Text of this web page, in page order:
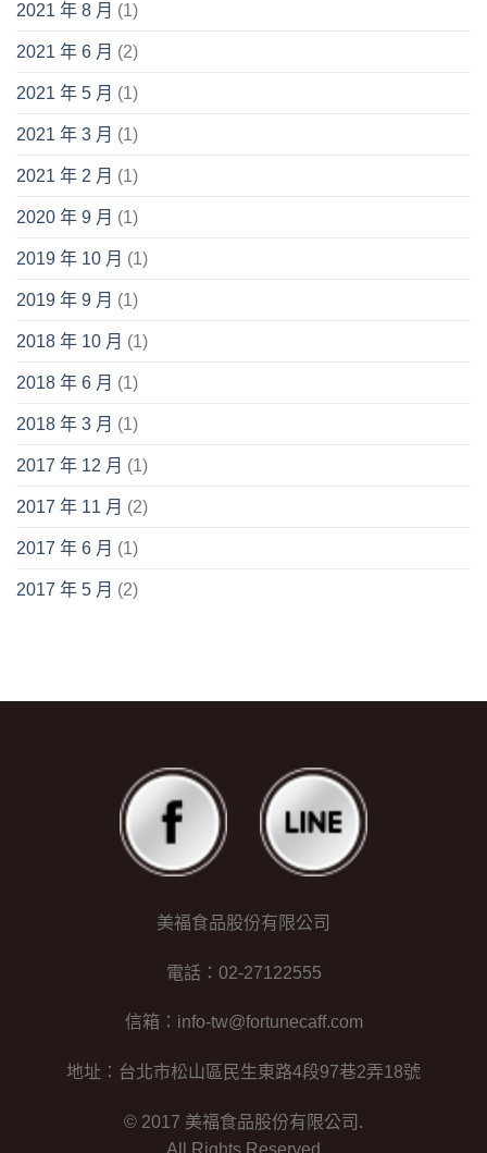
2021 年 8 月 (1)
2021 年 6 月 (2)
2021 年 5 月 (1)
2021 年 3 月 (1)
2021 年 2 月 (1)
2020 年 9 月 (1)
2019 年 10 月 (1)
2019 年 9 月 (1)
2018 年 10 月 (1)
2018 年 6 月 (1)
2018 年 3 月 (1)
2017 年 12 月 (1)
2017 年 11 月 (2)
2017 年 6 月 (1)
2017 年 5 月 (2)
美福食品股份有限公司
電話：02-27122555
信箱：info-tw@fortunecaff.com
地址：台北市松山區民生東路4段97巷2弄18號
© 2017 美福食品股份有限公司.
All Rights Reserved